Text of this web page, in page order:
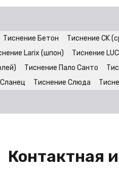
Тиснение Бетон Тиснение CK
Larix (шпон) Тиснение
Тиснение Пало Санто
Тиснение Слюда
Контактная